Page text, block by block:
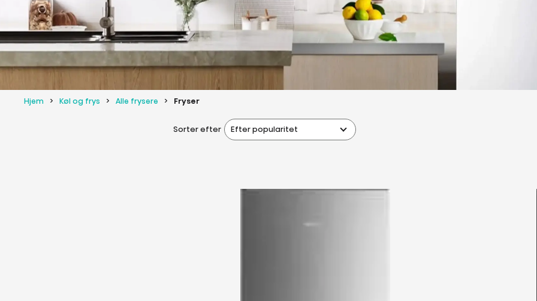
Hjem Køl og frys Alle frysere Fryser
Sorter efter Efter popularitet